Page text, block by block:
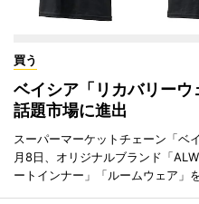
買う
ベイシア「リカバリー
話題市場に進出
スーパーマーケットチェーン「ベ
月8日、オリジナルブランド「
ートインナー」「ルームウェア」